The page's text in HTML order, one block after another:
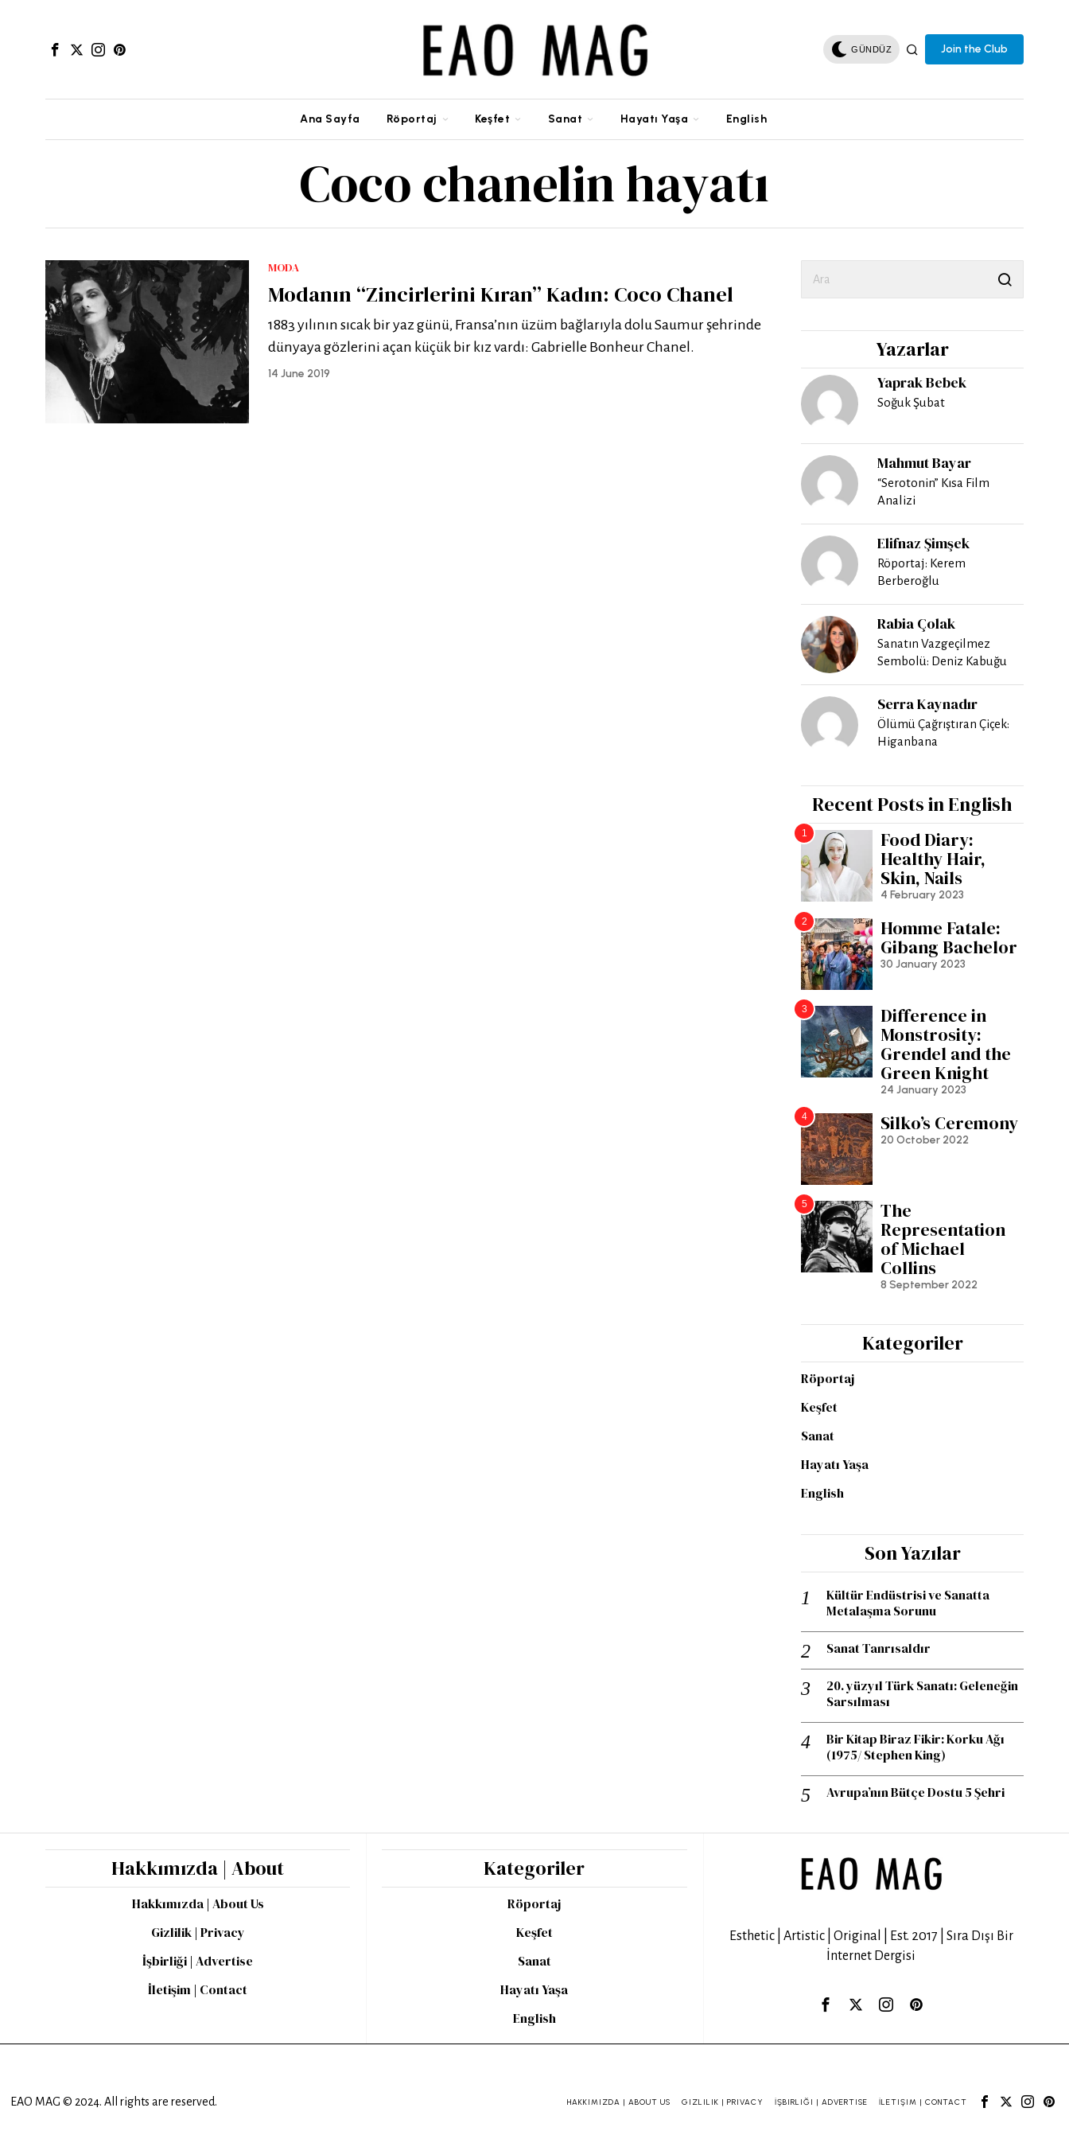
GÜNDÜZ Join the Club
Ana Sayfa Röportaj Keşfet Sanat Hayatı Yaşa English
Coco chanelin hayatı
MODA
Modanın “Zincirlerini Kıran” Kadın: Coco Chanel
1883 yılının sıcak bir yaz günü, Fransa’nın üzüm bağlarıyla dolu Saumur şehrinde
dünyaya gözlerini açan küçük bir kız vardı: Gabrielle Bonheur Chanel.
14 June 2019
Yazarlar
Yaprak Bebek
Soğuk Şubat
Mahmut Bayar
“Serotonin” Kısa Film
Analizi
Elifnaz Şimşek
Röportaj: Kerem
Berberoğlu
Rabia Çolak
Sanatın Vazgeçilmez
Sembolü: Deniz Kabuğu
Serra Kaynadır
Ölümü Çağrıştıran Çiçek:
Higanbana
Recent Posts in English
1
Food Diary:
Healthy Hair,
Skin, Nails
4 February 2023
2
Homme Fatale:
Gibang Bachelor
30 January 2023
3
Difference in
Monstrosity:
Grendel and the
Green Knight
24 January 2023
4 Silko’s Ceremony
20 October 2022
5
The
Representation
of Michael
Collins
8 September 2022
Kategoriler
Röportaj
Keşfet
Sanat
Hayatı Yaşa
English
Son Yazılar
Kültür Endüstrisi ve Sanatta
Metalaşma Sorunu
Sanat Tanrısaldır
20. yüzyıl Türk Sanatı: Geleneğin
Sarsılması
Bir Kitap Biraz Fikir: Korku Ağı
(1975/ Stephen King)
Avrupa’nın Bütçe Dostu 5 Şehri
Hakkımızda | About
Hakkımızda | About Us
Gizlilik | Privacy
İşbirliği | Advertise
İletişim | Contact
Kategoriler
Röportaj
Keşfet
Sanat
Hayatı Yaşa
English
Esthetic | Artistic | Original | Est. 2017 | Sıra Dışı Bir
İnternet Dergisi
EAO MAG © 2024. All rights are reserved. HAKKIMIZDA | ABOUT US GIZLILIK | PRIVACY İŞBIRLIĞI | ADVERTISE İLETIŞIM | CONTACT